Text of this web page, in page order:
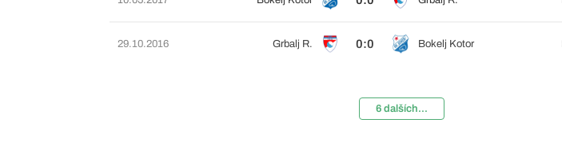
29.10.2016 Grbalj R. 0:0 Bokelj Kotor
6 dalších...